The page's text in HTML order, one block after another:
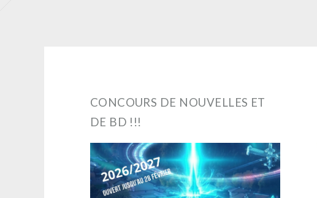
CONCOURS DE NOUVELLES ET
DE BD !!!